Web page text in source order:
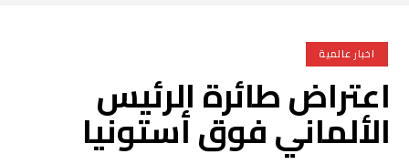
اخبار عالمية
اعتراض طائرة الرئيس
الألماني فوق أستونيا